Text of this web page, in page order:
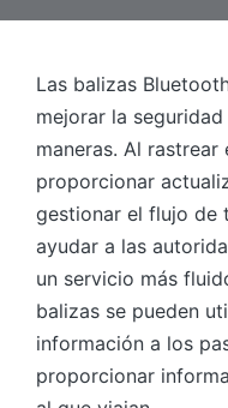
Las balizas
mejorar la
maneras. Al
proporcionar
gestionar el flujo de
ayudar a las
un servicio más
balizas se pueden
información a los
proporcionar